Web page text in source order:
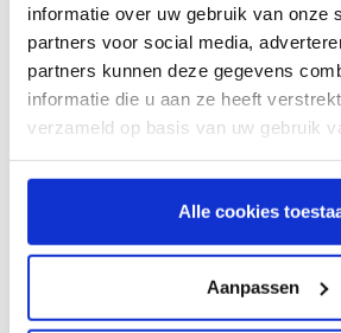
informatie over uw gebruik van onze
partners voor social media,
partners kunnen deze gegevens
informatie die u aan ze heeft
verzameld op basis van uw gebruik
Alle cookies
Aanpassen
Lire la suite